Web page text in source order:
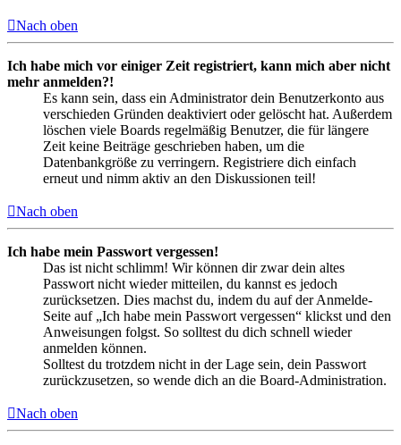
Nach oben
Ich habe mich vor einiger Zeit registriert, kann mich aber nicht
mehr anmelden?!
Es kann sein, dass ein Administrator dein Benutzerkonto aus
verschieden Gründen deaktiviert oder gelöscht hat. Außerdem
löschen viele Boards regelmäßig Benutzer, die für längere
Zeit keine Beiträge geschrieben haben, um die
Datenbankgröße zu verringern. Registriere dich einfach
erneut und nimm aktiv an den Diskussionen teil!
Nach oben
Ich habe mein Passwort vergessen!
Das ist nicht schlimm! Wir können dir zwar dein altes
Passwort nicht wieder mitteilen, du kannst es jedoch
zurücksetzen. Dies machst du, indem du auf der Anmelde-
Seite auf „Ich habe mein Passwort vergessen“ klickst und den
Anweisungen folgst. So solltest du dich schnell wieder
anmelden können.
Solltest du trotzdem nicht in der Lage sein, dein Passwort
zurückzusetzen, so wende dich an die Board-Administration.
Nach oben